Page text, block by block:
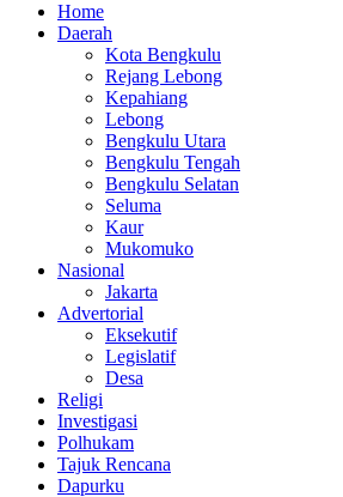
Home
Daerah
Kota Bengkulu
Rejang Lebong
Kepahiang
Lebong
Bengkulu Utara
Bengkulu Tengah
Bengkulu Selatan
Seluma
Kaur
Mukomuko
Nasional
Jakarta
Advertorial
Eksekutif
Legislatif
Desa
Religi
Investigasi
Polhukam
Tajuk Rencana
Dapurku